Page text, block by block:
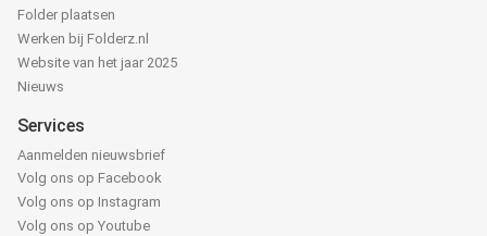
Folder plaatsen
Werken bij Folderz.nl
Website van het jaar 2025
Nieuws
Services
Aanmelden nieuwsbrief
Volg ons op Facebook
Volg ons op Instagram
Volg ons op Youtube